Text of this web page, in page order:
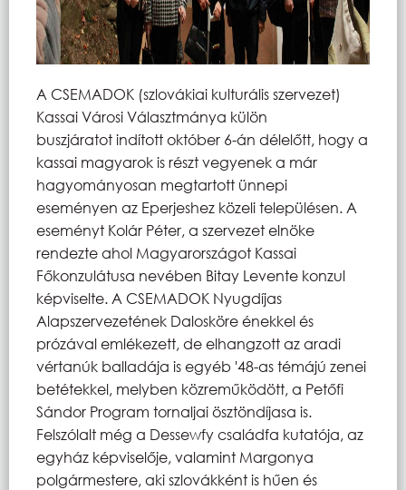
A CSEMADOK (szlovákiai kulturális szervezet)
Kassai Városi Választmánya külön
buszjáratot indított október 6-án délelőtt, hogy a
kassai magyarok is részt vegyenek a már
hagyományosan megtartott ünnepi
eseményen az Eperjeshez közeli településen. A
eseményt Kolár Péter, a szervezet elnöke
rendezte ahol Magyarországot Kassai
Főkonzulátusa nevében Bitay Levente konzul
képviselte. A CSEMADOK Nyugdíjas
Alapszervezetének Dalosköre énekkel és
prózával emlékezett, de elhangzott az aradi
vértanúk balladája is egyéb '48-as témájú zenei
betétekkel, melyben közreműködött, a Petőfi
Sándor Program tornaljai ösztöndíjasa is.
Felszólalt még a Dessewfy családfa kutatója, az
egyház képviselője, valamint Margonya
polgármestere, aki szlovákként is hűen és